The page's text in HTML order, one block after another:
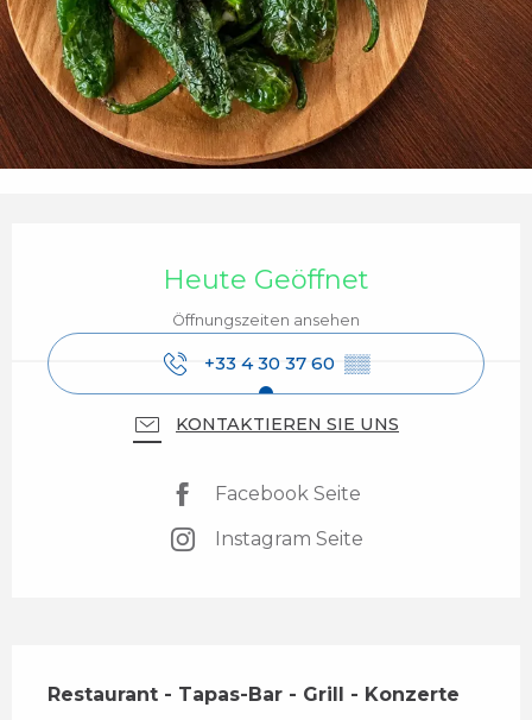
Heute Geöffnet
Öffnungszeiten ansehen
+33 4 30 37 60 ▒▒
KONTAKTIEREN SIE UNS
Facebook Seite
Instagram Seite
Restaurant - Tapas-Bar - Grill - Konzerte